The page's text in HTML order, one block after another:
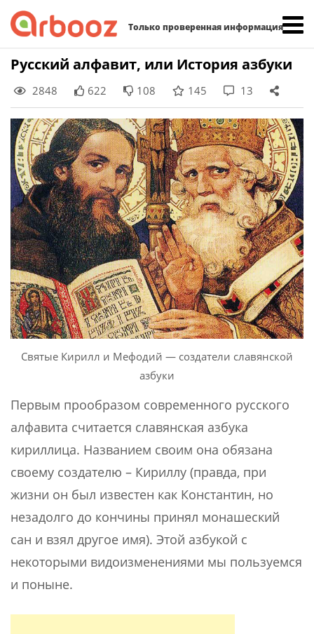
Только проверенная информация
Skip
to
content
Русский алфавит, или История азбуки
2848 622 108 145 13
Святые Кирилл и Мефодий — создатели славянской
азбуки
Первым прообразом современного русского
алфавита считается славянская азбука
кириллица. Названием своим она обязана
своему создателю – Кириллу (правда, при
жизни он был известен как Константин, но
незадолго до кончины принял монашеский
сан и взял другое имя). Этой азбукой с
некоторыми видоизменениями мы пользуемся
и поныне.
Найти: